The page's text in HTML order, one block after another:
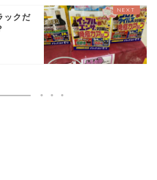
ックだ